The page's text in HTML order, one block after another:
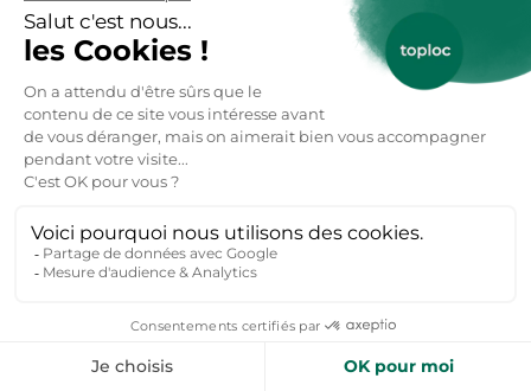
eaux de l’étang de Saint-Estèphe sur les plages de
sable.
Infos clés – Étang de Saint-
Estèphe :
Voici toutes les informations utiles pour se baigner
à l’étang de Saint-Estèphe qui fait partie des
meilleurs lacs de Dordogne :